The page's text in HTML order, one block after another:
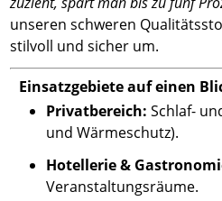
unseren schweren
stilvoll und sicher um.
Einsatzgebiete auf einen
Privatbereich: Schlaf-
und Wärmeschutz).
Hotellerie &
Veranstaltungsräume.